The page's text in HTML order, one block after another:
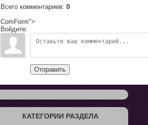
Всего комментариев: 0
ComForm">
Войдите:
Отправить
КАТЕГОРИИ РАЗДЕЛА